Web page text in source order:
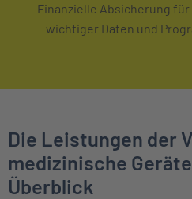
Finanzielle Absicherung
wichtiger Daten und
Die Leistungen der
medizinische
Überblick